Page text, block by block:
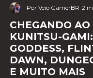
Por Veio GamerBR 2
CHEGANDO AO
KUNITSU-
GODDESS,
DAWN,
E MUITO MAIS